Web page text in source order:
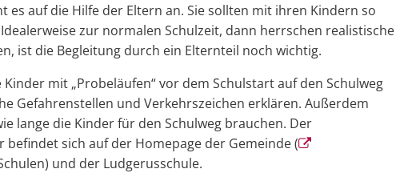
es auf die Hilfe der Eltern an. Sie sollten mit ihren Kindern so
zur normalen Schulzeit, dann herrschen realistische
ist die Begleitung durch ein Elternteil noch wichtig.
mit „Probeläufen“ vor dem Schulstart auf den Schulweg
Gefahrenstellen und Verkehrszeichen erklären. Außerdem
lange die Kinder für den Schulweg brauchen. Der
befindet sich auf der Homepage der Gemeinde (
und der Ludgerusschule.